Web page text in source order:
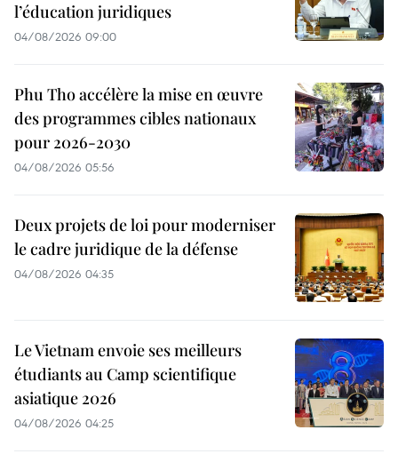
l’éducation juridiques
04/08/2026 09:00
Phu Tho accélère la mise en œuvre
des programmes cibles nationaux
pour 2026-2030
04/08/2026 05:56
Deux projets de loi pour moderniser
le cadre juridique de la défense
04/08/2026 04:35
Le Vietnam envoie ses meilleurs
étudiants au Camp scientifique
asiatique 2026
04/08/2026 04:25